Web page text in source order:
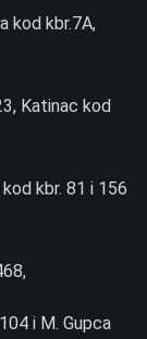
kod kbr.7A,
Katinac kod
kbr. 81 i 156
i M. Gupca